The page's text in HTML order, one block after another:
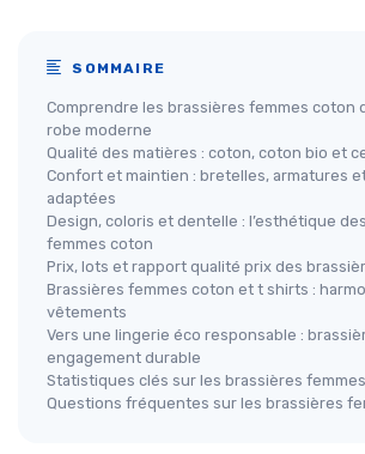
SOMMAIRE
Comprendre les brassières femmes coton
robe moderne
Qualité des matières : coton, coton bio et
Confort et maintien : bretelles, armatures
adaptées
Design, coloris et dentelle : l’esthétique
femmes coton
Prix, lots et rapport qualité prix des
Brassières femmes coton et t shirts :
vêtements
Vers une lingerie éco responsable :
engagement durable
Statistiques clés sur les brassières
Questions fréquentes sur les brassières